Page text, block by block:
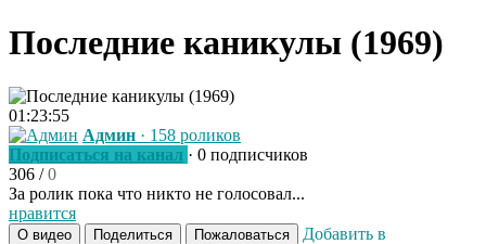
Последние каникулы (1969)
01:23:55
Админ · 158 роликов
Подписаться на канал · 0 подписчиков
306 /0
За ролик пока что никто не голосовал...
нравится
О видео Поделиться Пожаловаться
Добавить в